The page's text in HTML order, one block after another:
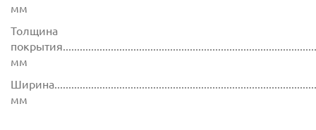
мм
Толщина
мм
мм